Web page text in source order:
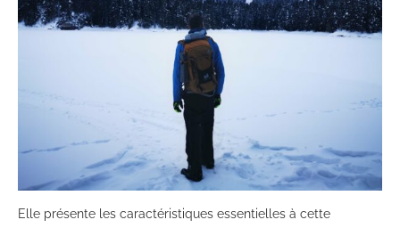
Elle présente les caractéristiques essentielles à cette